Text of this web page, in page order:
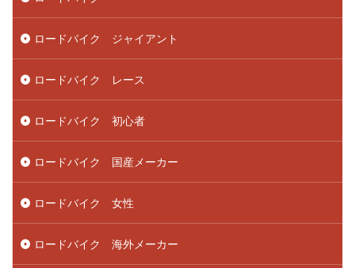
ロードバイク ジャイアント
ロードバイク レース
ロードバイク 初心者
ロードバイク 国産メーカー
ロードバイク 女性
ロードバイク 海外メーカー